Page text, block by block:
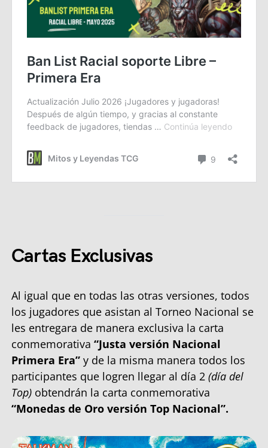
Cartas Exclusivas
Al igual que en todas las otras versiones, todos
los jugadores que asistan al Torneo Nacional se
les entregara de manera exclusiva la carta
conmemorativa “Justa versión Nacional
Primera Era” y de la misma manera todos los
participantes que logren llegar al día 2 (día del
Top) obtendrán la carta conmemorativa
“Monedas de Oro versión Top Nacional”.